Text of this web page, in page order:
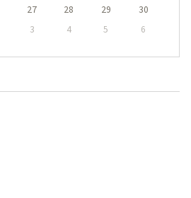
27 28 29
30
3 4 5 6